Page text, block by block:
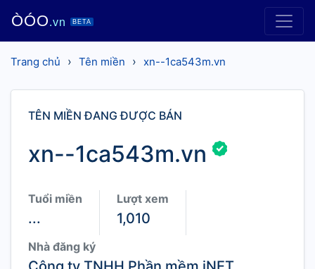
ÒÓO.vn BETA
Trang chủ › Tên miền › xn--1ca543m.vn
TÊN MIỀN ĐANG ĐƯỢC BÁN
xn--1ca543m.vn
Tuổi miền
...
Lượt xem
1,010
Nhà đăng ký